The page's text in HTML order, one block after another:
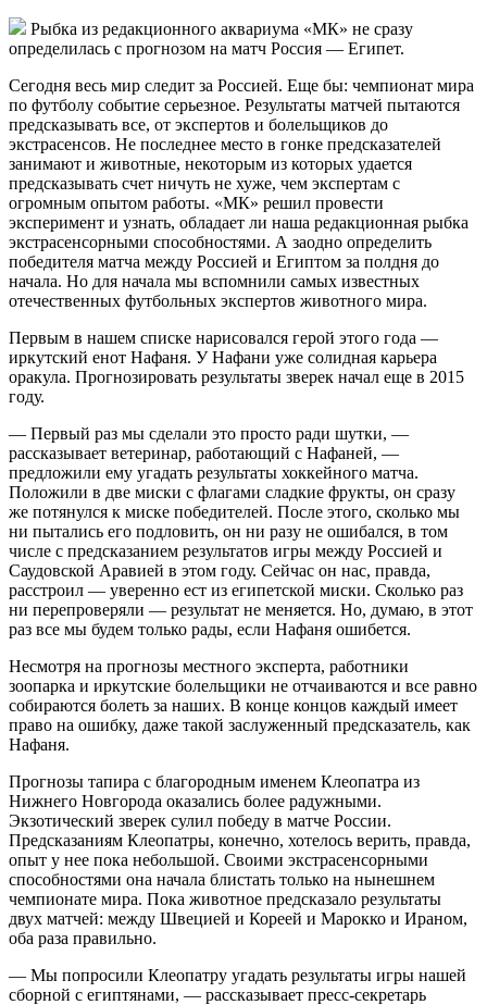
Рыбка из редакционного аквариума «МК» не сразу
определилась с прогнозом на матч Россия — Египет.
Сегодня весь мир следит за Россией. Еще бы: чемпионат мира
по футболу событие серьезное. Результаты матчей пытаются
предсказывать все, от экспертов и болельщиков до
экстрасенсов. Не последнее место в гонке предсказателей
занимают и животные, некоторым из которых удается
предсказывать счет ничуть не хуже, чем экспертам с
огромным опытом работы. «МК» решил провести
эксперимент и узнать, обладает ли наша редакционная рыбка
экстрасенсорными способностями. А заодно определить
победителя матча между Россией и Египтом за полдня до
начала. Но для начала мы вспомнили самых известных
отечественных футбольных экспертов животного мира.
Первым в нашем списке нарисовался герой этого года —
иркутский енот Нафаня. У Нафани уже солидная карьера
оракула. Прогнозировать результаты зверек начал еще в 2015
году.
— Первый раз мы сделали это просто ради шутки, —
рассказывает ветеринар, работающий с Нафаней, —
предложили ему угадать результаты хоккейного матча.
Положили в две миски с флагами сладкие фрукты, он сразу
же потянулся к миске победителей. После этого, сколько мы
ни пытались его подловить, он ни разу не ошибался, в том
числе с предсказанием результатов игры между Россией и
Саудовской Аравией в этом году. Сейчас он нас, правда,
расстроил — уверенно ест из египетской миски. Сколько раз
ни перепроверяли — результат не меняется. Но, думаю, в этот
раз все мы будем только рады, если Нафаня ошибется.
Несмотря на прогнозы местного эксперта, работники
зоопарка и иркутские болельщики не отчаиваются и все равно
собираются болеть за наших. В конце концов каждый имеет
право на ошибку, даже такой заслуженный предсказатель, как
Нафаня.
Прогнозы тапира с благородным именем Клеопатра из
Нижнего Новгорода оказались более радужными.
Экзотический зверек сулил победу в матче России.
Предсказаниям Клеопатры, конечно, хотелось верить, правда,
опыт у нее пока небольшой. Своими экстрасенсорными
способностями она начала блистать только на нынешнем
чемпионате мира. Пока животное предсказало результаты
двух матчей: между Швецией и Кореей и Марокко и Ираном,
оба раза правильно.
— Мы попросили Клеопатру угадать результаты игры нашей
сборной с египтянами, — рассказывает пресс-секретарь